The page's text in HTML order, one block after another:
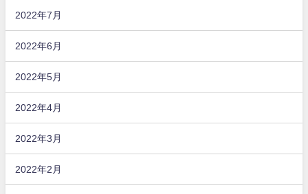
2022年7月
2022年6月
2022年5月
2022年4月
2022年3月
2022年2月